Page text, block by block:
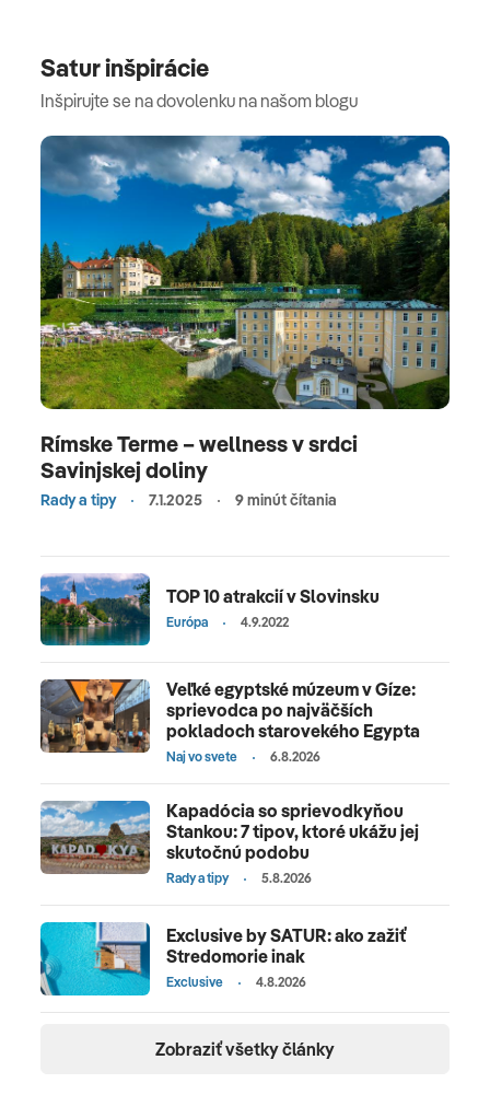
Satur inšpirácie
Inšpirujte se na dovolenku na našom blogu
Rímske Terme – wellness v srdci
Savinjskej doliny
Rady a tipy 7.1.2025 9 minút čítania
TOP 10 atrakcií v Slovinsku
Európa 4.9.2022
Veľké egyptské múzeum v Gíze:
sprievodca po najväčších
pokladoch starovekého Egypta
Naj vo svete 6.8.2026
Kapadócia so sprievodkyňou
Stankou: 7 tipov, ktoré ukážu jej
skutočnú podobu
Rady a tipy 5.8.2026
Exclusive by SATUR: ako zažiť
Stredomorie inak
Exclusive 4.8.2026
Zobraziť všetky články